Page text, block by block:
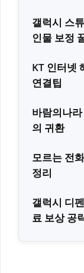
갤럭시 스
인물 보정
KT 인터넷
연결팁
바람의나
의 귀환
모르는 전
정리
갤럭시 디
료 보상 공